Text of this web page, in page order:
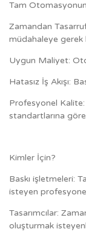
Tam
Zamandan
müdahaleye gerek
Uygun Maliyet:
Hatasız İş Akışı:
Profesyonel Kalite:
standartlarına göre
Kimler İçin?
Baskı işletmeleri:
isteyen
Tasarımcılar:
oluşturmak